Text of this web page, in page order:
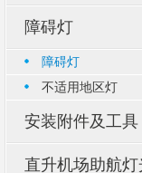
障碍灯
障碍灯
不适用地区灯
安装附件及工具
直升机场助航